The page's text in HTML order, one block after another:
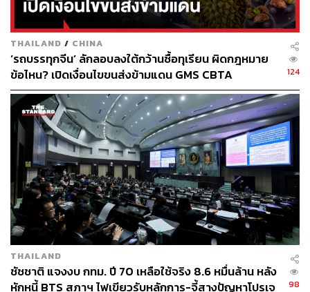
THAILAND / CHINA
‘รถบรรทุกจีน’ ลักลอบลงใต้กว้านซื้อทุเรียน ผิดกฎหมาย
ข้อไหน? เปิดเงื่อนไขขนส่งข้ามแดน GMS CBTA
124
THAILAND
ชัชชาติ แจงงบ กทม. ปี 70 เหลือใช้จริง 8.6 หมื่นล้าน หลัง
หักหนี้ BTS สภาฯ ไฟเขียวรับหลักการ-จี้สางปัญหาโปรเจ
98